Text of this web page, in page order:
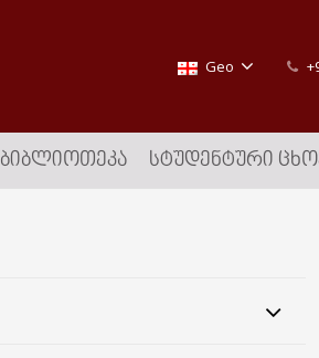
Geo
ᲑᲘᲑᲚᲘᲝᲗᲔᲙᲐ ᲡᲢᲣᲓᲔᲜᲢᲣᲠᲘ